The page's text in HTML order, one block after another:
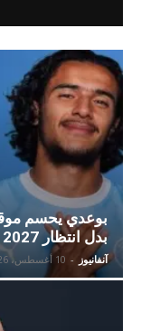
بوعدي يحسم
بدل انتظار 2027
آنفانيوز - 10 أغسطس، 2026